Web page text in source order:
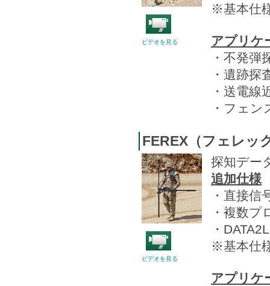
ビデオを見る
※基本仕
アプリケ
・不発弾
・遺跡探
・送電線
・フェ
FEREX（フェレッ
ビデオを見る
探知デー
追加仕様
・直接
・複数
・
※基本仕
アプリケ